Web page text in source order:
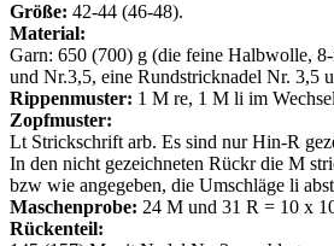
Größe: 42-44 (46-48).
Material:
Garn: 650 (700) g (die feine Halbwolle,
und Nr.3,5, eine Rundstricknadel Nr. 3,5
Rippenmuster: 1 M re, 1 M li im
Zopfmuster:
Lt Strickschrift arb. Es sind nur Hin-R
In den nicht gezeichneten Rückr die M
bzw wie angegeben, die Umschläge li
Maschenprobe: 24 M und 31 R = 10 x
Rückenteil: